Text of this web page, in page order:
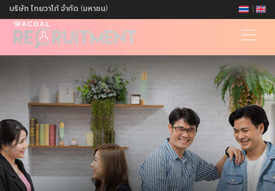
บริษัท ไทยวาโก้ จำกัด (มหาชน) |